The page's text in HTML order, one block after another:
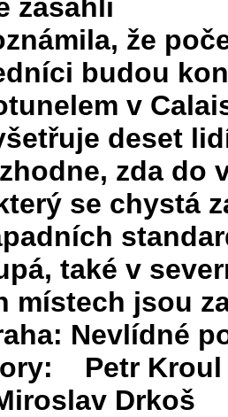
zasáhli
že
budou
v
deset
zda do
se chystá
také v
místech jsou
Nevlídné
Petr Kroul
Drkoš